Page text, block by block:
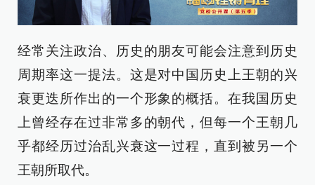
经常关注政治、历史的朋友可能会注意到历史
周期率这一提法。这是对中国历史上王朝的兴
衰更迭所作出的一个形象的概括。在我国历史
上曾经存在过非常多的朝代，但每一个王朝几
乎都经历过治乱兴衰这一过程，直到被另一个
王朝所取代。